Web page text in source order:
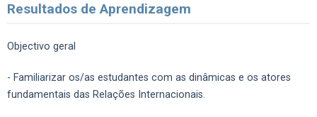
Resultados de Aprendizagem
Objectivo geral
- Familiarizar os/as estudantes com as dinâmicas e os atores
fundamentais das Relações Internacionais.